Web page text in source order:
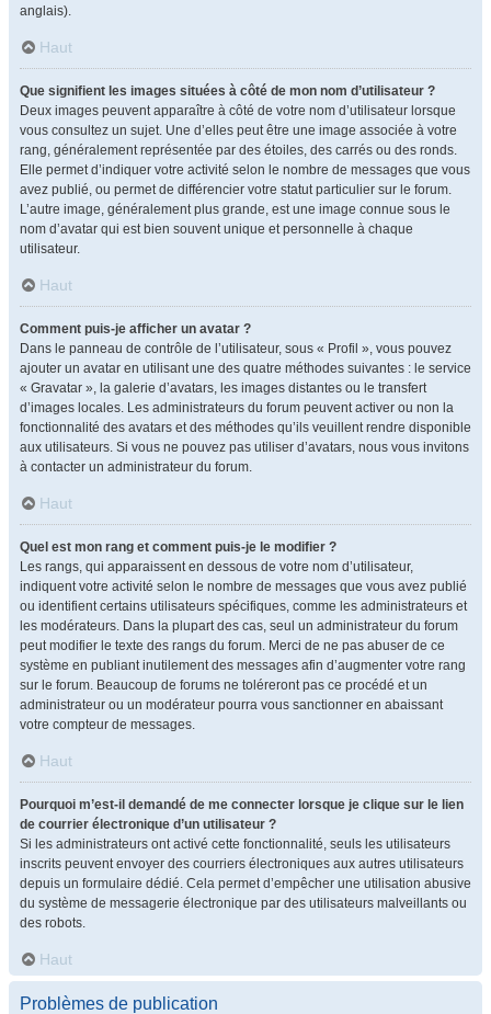
anglais).
Haut
Que signifient les images situées à côté de mon nom d’utilisateur ?
Deux images peuvent apparaître à côté de votre nom d’utilisateur lorsque
vous consultez un sujet. Une d’elles peut être une image associée à votre
rang, généralement représentée par des étoiles, des carrés ou des ronds.
Elle permet d’indiquer votre activité selon le nombre de messages que vous
avez publié, ou permet de différencier votre statut particulier sur le forum.
L’autre image, généralement plus grande, est une image connue sous le
nom d’avatar qui est bien souvent unique et personnelle à chaque
utilisateur.
Haut
Comment puis-je afficher un avatar ?
Dans le panneau de contrôle de l’utilisateur, sous « Profil », vous pouvez
ajouter un avatar en utilisant une des quatre méthodes suivantes : le service
« Gravatar », la galerie d’avatars, les images distantes ou le transfert
d’images locales. Les administrateurs du forum peuvent activer ou non la
fonctionnalité des avatars et des méthodes qu’ils veuillent rendre disponible
aux utilisateurs. Si vous ne pouvez pas utiliser d’avatars, nous vous invitons
à contacter un administrateur du forum.
Haut
Quel est mon rang et comment puis-je le modifier ?
Les rangs, qui apparaissent en dessous de votre nom d’utilisateur,
indiquent votre activité selon le nombre de messages que vous avez publié
ou identifient certains utilisateurs spécifiques, comme les administrateurs et
les modérateurs. Dans la plupart des cas, seul un administrateur du forum
peut modifier le texte des rangs du forum. Merci de ne pas abuser de ce
système en publiant inutilement des messages afin d’augmenter votre rang
sur le forum. Beaucoup de forums ne toléreront pas ce procédé et un
administrateur ou un modérateur pourra vous sanctionner en abaissant
votre compteur de messages.
Haut
Pourquoi m’est-il demandé de me connecter lorsque je clique sur le lien
de courrier électronique d’un utilisateur ?
Si les administrateurs ont activé cette fonctionnalité, seuls les utilisateurs
inscrits peuvent envoyer des courriers électroniques aux autres utilisateurs
depuis un formulaire dédié. Cela permet d’empêcher une utilisation abusive
du système de messagerie électronique par des utilisateurs malveillants ou
des robots.
Haut
Problèmes de publication